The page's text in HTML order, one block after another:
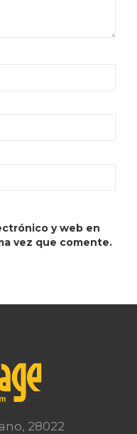
y web en
vez que comente.
28022